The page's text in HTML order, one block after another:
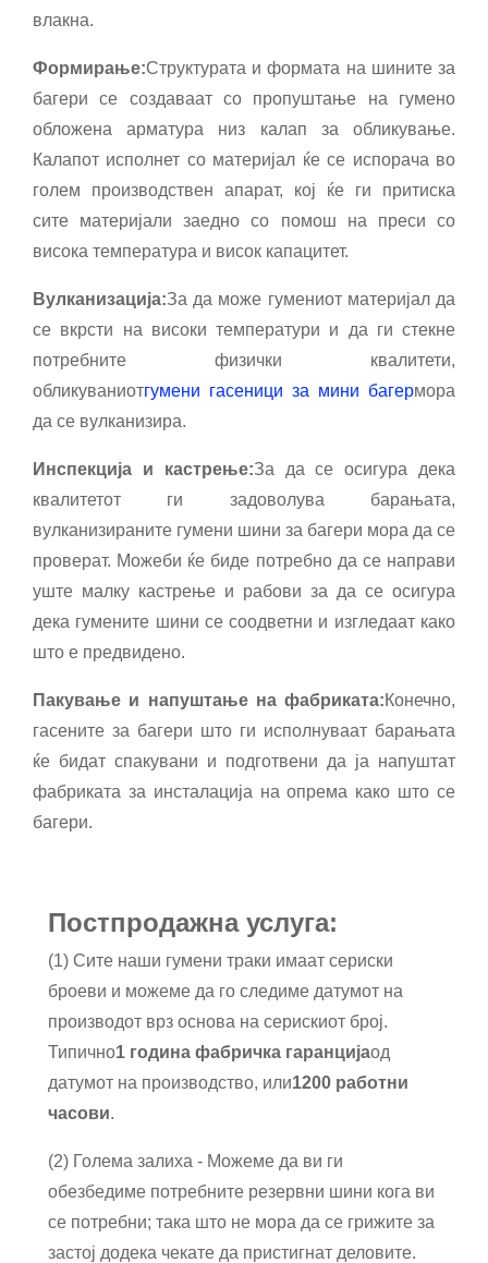
влакна.
Формирање:Структурата и формата на шините за
багери се создаваат со пропуштање на гумено
обложена арматура низ калап за обликување.
Калапот исполнет со материјал ќе се испорача во
голем производствен апарат, кој ќе ги притиска
сите материјали заедно со помош на преси со
висока температура и висок капацитет.
Вулканизација:За да може гумениот материјал да
се вкрсти на високи температури и да ги стекне
потребните физички квалитети,
обликуваниотгумени гасеници за мини багермора
да се вулканизира.
Инспекција и кастрење:За да се осигура дека
квалитетот ги задоволува барањата,
вулканизираните гумени шини за багери мора да се
проверат. Можеби ќе биде потребно да се направи
уште малку кастрење и рабови за да се осигура
дека гумените шини се соодветни и изгледаат како
што е предвидено.
Пакување и напуштање на фабриката:Конечно,
гасените за багери што ги исполнуваат барањата
ќе бидат спакувани и подготвени да ја напуштат
фабриката за инсталација на опрема како што се
багери.
Постпродажна услуга:
(1) Сите наши гумени траки имаат сериски
броеви и можеме да го следиме датумот на
производот врз основа на серискиот број.
Типично1 година фабричка гаранцијаод
датумот на производство, или1200 работни
часови.
(2) Голема залиха - Можеме да ви ги
обезбедиме потребните резервни шини кога ви
се потребни; така што не мора да се грижите за
застој додека чекате да пристигнат деловите.